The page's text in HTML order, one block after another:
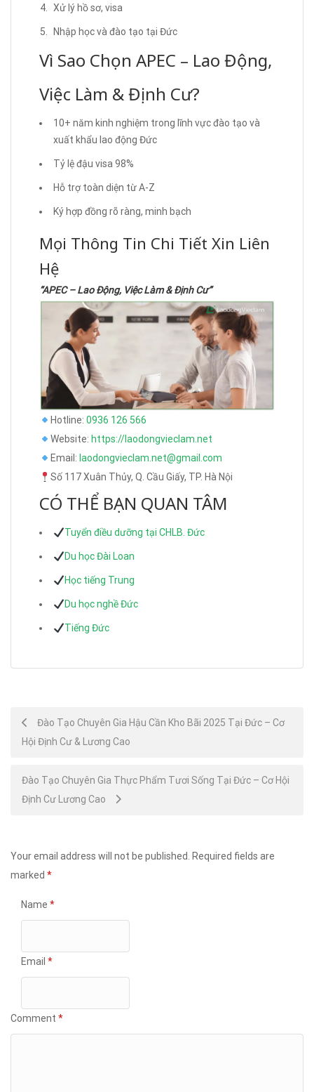
Xử lý hồ sơ, visa
Nhập học và đào tạo tại Đức
Vì Sao Chọn APEC – Lao Động,
Việc Làm & Định Cư?
10+ năm kinh nghiệm trong lĩnh vực đào tạo và
xuất khẩu lao động Đức
Tỷ lệ đậu visa 98%
Hỗ trợ toàn diện từ A-Z
Ký hợp đồng rõ ràng, minh bạch
Mọi Thông Tin Chi Tiết Xin Liên
Hệ
“APEC – Lao Động, Việc Làm & Định Cư”
Hotline: 0936 126 566
Website: https://laodongvieclam.net
Email: laodongvieclam.net@gmail.com
Số 117 Xuân Thủy, Q. Cầu Giấy, TP. Hà Nội
CÓ THỂ BẠN QUAN TÂM
Tuyển điều dưỡng tại CHLB. Đức
Du học Đài Loan
Học tiếng Trung
Du học nghề Đức
Tiếng Đức
Post
navigation
Đào Tạo Chuyên Gia Hậu Cần Kho Bãi 2025 Tại Đức – Cơ
Hội Định Cư & Lương Cao
Đào Tạo Chuyên Gia Thực Phẩm Tươi Sống Tại Đức – Cơ Hội
Định Cư Lương Cao
Your email address will not be published.
Required fields are
marked *
Name *
Email *
Comment *